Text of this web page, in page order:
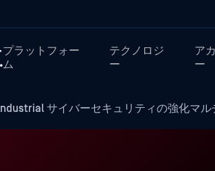
プラットフォー
ム
テクノロジ
ー
ア
ー
Industrial サイバーセキュリティの強化マル